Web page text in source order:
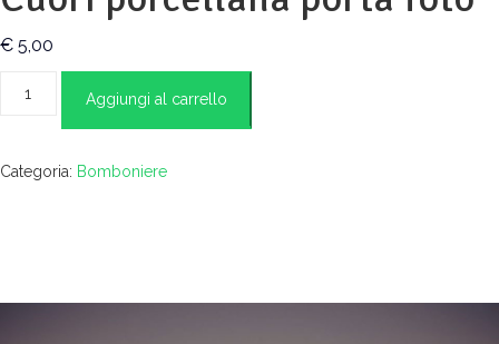
€ 5,00
porcellana
quantità
Aggiungi al carrello
Categoria: Bomboniere